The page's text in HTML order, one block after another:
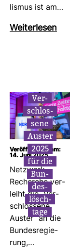
lismus ist am…
Wei­ter­lesen
Ver­
schlos­
sene
Auster
2025
für die
Bun­
des­
lösch­
tage
Veröffentlicht am:
14. Juni 2025
Netz­werk
Recherche ver­
leiht die „Ver­
schlos­sene
Auster“ an die
Bun­des­re­gie­
rung,…